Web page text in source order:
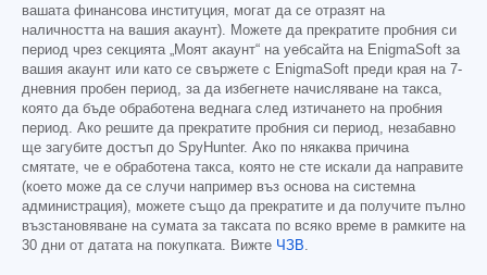
вашата финансова институция, могат да се отразят на
наличността на вашия акаунт). Можете да прекратите пробния си
период чрез секцията „Моят акаунт“ на уебсайта на EnigmaSoft за
вашия акаунт или като се свържете с EnigmaSoft преди края на 7-
дневния пробен период, за да избегнете начисляване на такса,
която да бъде обработена веднага след изтичането на пробния
период. Ако решите да прекратите пробния си период, незабавно
ще загубите достъп до SpyHunter. Ако по някаква причина
смятате, че е обработена такса, която не сте искали да направите
(което може да се случи например въз основа на системна
администрация), можете също да прекратите и да получите пълно
възстановяване на сумата за таксата по всяко време в рамките на
30 дни от датата на покупката. Вижте ЧЗВ